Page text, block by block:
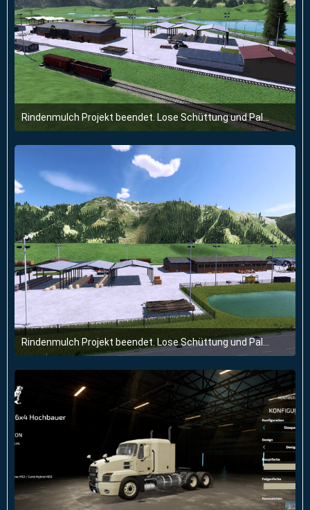
Rindenmulch Projekt beendet. Lose Schüttung und Paletten. Alles im Sägewerk.
15. Juli 2024 um 18:17
2
15. Juli 2024 um 18:17
2